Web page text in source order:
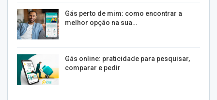
Gás perto de mim: como encontrar a
melhor opção na sua…
Gás online: praticidade para pesquisar,
comparar e pedir